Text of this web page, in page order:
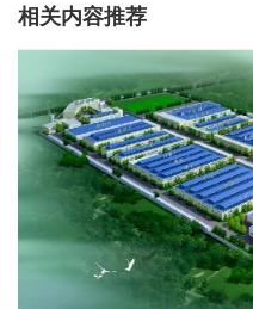
相关内容推荐